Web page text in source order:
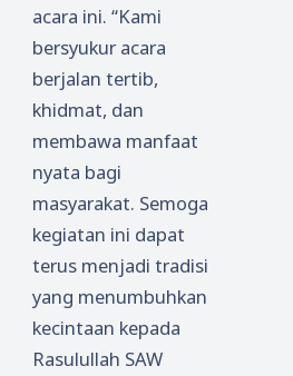
acara ini. “Kami
bersyukur acara
berjalan tertib,
khidmat, dan
membawa manfaat
nyata bagi
masyarakat. Semoga
kegiatan ini dapat
terus menjadi tradisi
yang menumbuhkan
kecintaan kepada
Rasulullah SAW